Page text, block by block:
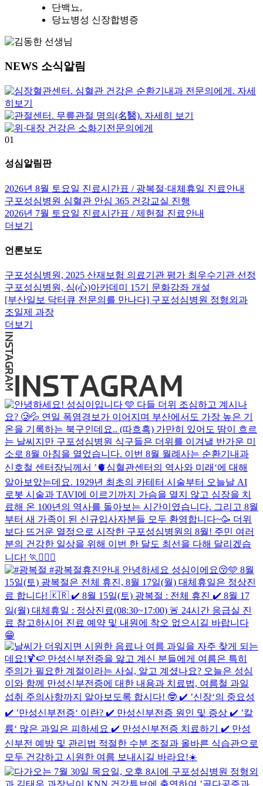
단백뇨,
당뇨병성 신장합병증
NEWS 소식알림
01
성심알림판
2026년 8월 토요일 진료시간표 / 광복절·대체휴일 진료안내
구포성심병원 심혈관 안심 365 건강교실 진행
2026년 7월 토요일 진료시간표 / 제헌절 진료안내
더보기
언론보도
구포성심병원, 2025 산재보험 의료기관 평가 최우수기관 선정
구포성심병원, 심(心)아카데미 15기 문화강좌 개설
[부산일보 닥터큐 전문의를 만나다] 구포성심병원 정형외과
조일제 과장
더보기